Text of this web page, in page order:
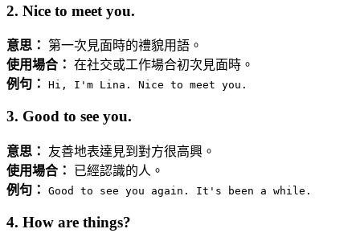
2. Nice to meet you.
意思： 第一次見面時的禮貌用語。
使用場合： 在社交或工作場合初次見面時。
例句：
Hi, I'm Lina. Nice to meet you.
3. Good to see you.
意思：
友善地表達見到對方很高興。
使用場合：
已經認識的人。
例句：
Good to see you again. It's been a while.
4. How are things?